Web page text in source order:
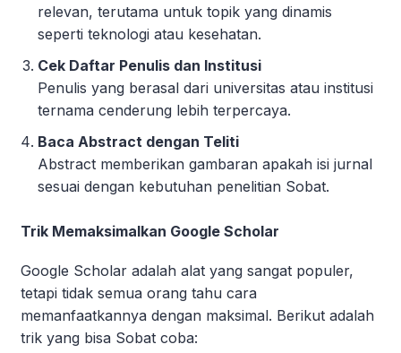
relevan, terutama untuk topik yang dinamis
seperti teknologi atau kesehatan.
Cek Daftar Penulis dan Institusi
Penulis yang berasal dari universitas atau institusi
ternama cenderung lebih terpercaya.
Baca Abstract dengan Teliti
Abstract memberikan gambaran apakah isi jurnal
sesuai dengan kebutuhan penelitian Sobat.
Trik Memaksimalkan Google Scholar
Google Scholar adalah alat yang sangat populer,
tetapi tidak semua orang tahu cara
memanfaatkannya dengan maksimal. Berikut adalah
trik yang bisa Sobat coba: